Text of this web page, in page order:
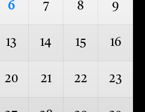
6 7 8 9
13 14 15 16
20 21 22 23